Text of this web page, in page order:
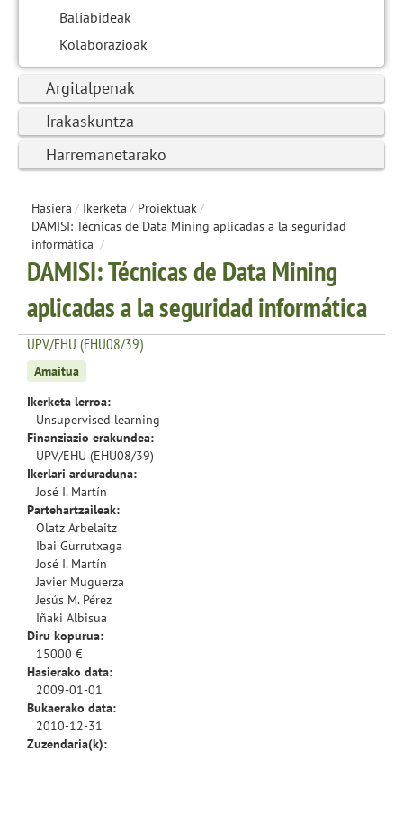
Baliabideak
Kolaborazioak
Argitalpenak
Irakaskuntza
Harremanetarako
Hasiera / Ikerketa / Proiektuak/
DAMISI: Técnicas de Data Mining aplicadas a la seguridad
informática /
DAMISI: Técnicas de Data Mining
aplicadas a la seguridad informática
UPV/EHU (EHU08/39)
Amaitua
Ikerketa lerroa:
Unsupervised learning
Finanziazio erakundea:
UPV/EHU (EHU08/39)
Ikerlari arduraduna:
José I. Martín
Partehartzaileak:
Olatz Arbelaitz
Ibai Gurrutxaga
José I. Martín
Javier Muguerza
Jesús M. Pérez
Iñaki Albisua
Diru kopurua:
15000 €
Hasierako data:
2009-01-01
Bukaerako data:
2010-12-31
Zuzendaria(k):